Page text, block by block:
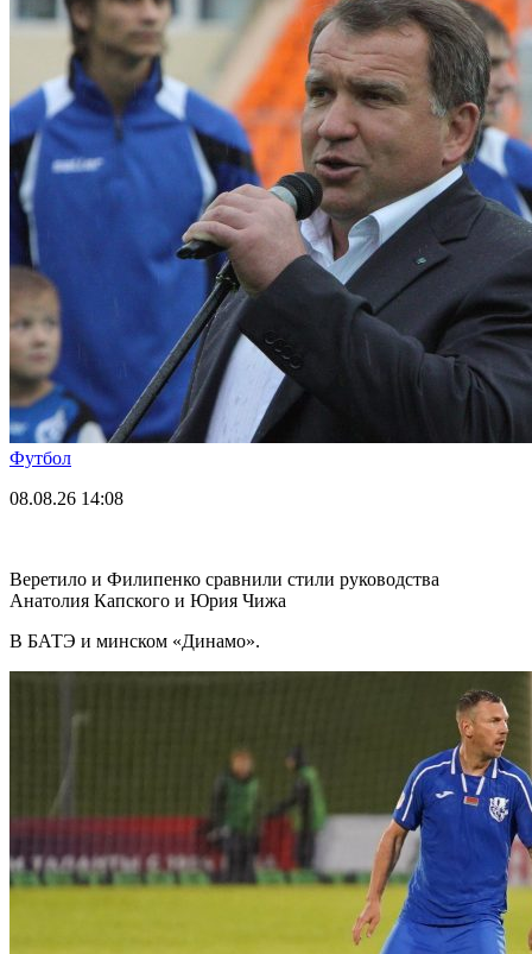
Футбол
08.08.26 14:08
Веретило и Филипенко сравнили стили руководства
Анатолия Капского и Юрия Чижа
В БАТЭ и минском «Динамо».